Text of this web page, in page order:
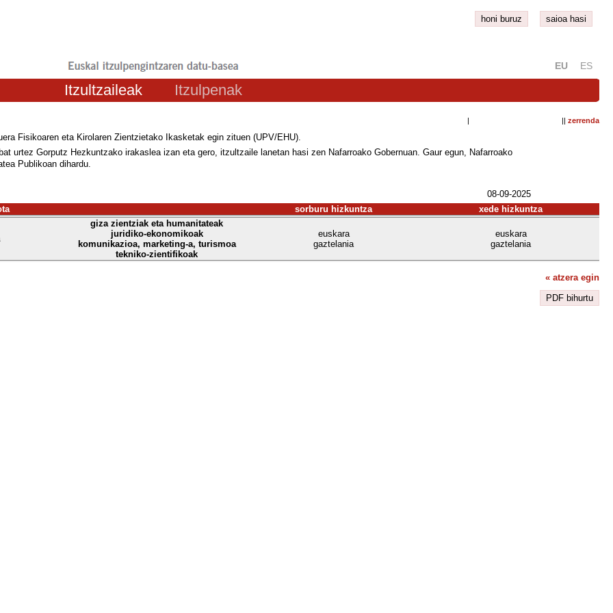
honi buruz saioa hasi
EU ES
Itzultzaileak Itzulpenak
| || zerrenda
Fisikoaren eta Kirolaren Zientzietako Ikasketak egin zituen (UPV/EHU).
urtez Gorputz Hezkuntzako irakaslea izan eta gero, itzultzaile lanetan hasi zen Nafarroako Gobernuan. Gaur egun, Nafarroako
Publikoan dihardu.
08-09-2025
sorburu hizkuntza xede hizkuntza
giza zientziak eta humanitateak
juridiko-ekonomikoak
komunikazioa, marketing-a, turismoa
tekniko-zientifikoak
euskara
gaztelania
euskara
gaztelania
« atzera egin
PDF bihurtu